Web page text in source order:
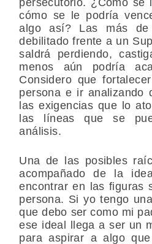
cómo se le podría
algo así? Las más
debilitado frente a un
saldrá perdiendo,
menos aún podría
Considero que
persona e ir analizando
las exigencias que lo
las líneas que se
análisis.
Una de las posibles
acompañado de la
encontrar en las figuras
persona. Si yo tengo
que debo ser como mi
ese ideal llega a ser un
para aspirar a algo